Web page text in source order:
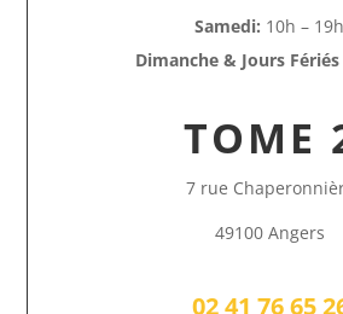
Samedi: 10h – 19h
Dimanche & Jours Fériés
TOME
7 rue
49100 Angers
02 41 76 65